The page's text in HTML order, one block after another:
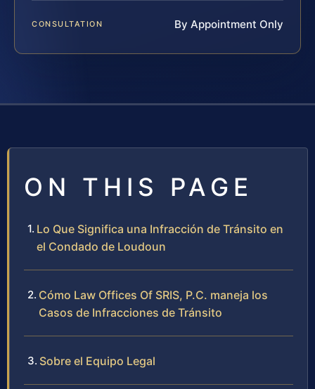
CONSULTATION By Appointment Only
ON THIS PAGE
Lo Que Significa una Infracción de Tránsito en
el Condado de Loudoun
Cómo Law Offices Of SRIS, P.C. maneja los
Casos de Infracciones de Tránsito
Sobre el Equipo Legal